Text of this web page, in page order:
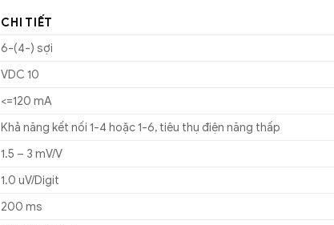
CHI TIẾT
6-(4-) sợi
VDC 10
<=120 mA
Khả năng kết nối 1-4 hoặc 1-6, tiêu thụ điện năng thấp
1.5 – 3 mV/V
1.0 uV/Digit
200 ms